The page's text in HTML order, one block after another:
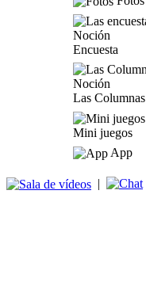
Encuesta
Las Columnas
Mini juegos
App
|